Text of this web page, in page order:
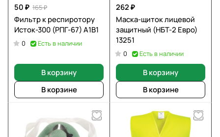
50 ₽ 165 ₽
Фильтр к респиротору
Исток-300 (РПГ-67) А1В1
0 Есть в наличии
В корзину
В корзине
262 ₽
Маска-щиток лицевой
защитный (НБТ-2 Евро)
13251
0 Есть в наличии
В корзину
В корзине